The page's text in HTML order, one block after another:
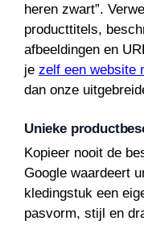
heren zwart”.
producttitels,
afbeeldingen en
je zelf een website
dan onze
Unieke
Kopieer nooit de
Google waardeert
kledingstuk een
pasvorm, stijl en